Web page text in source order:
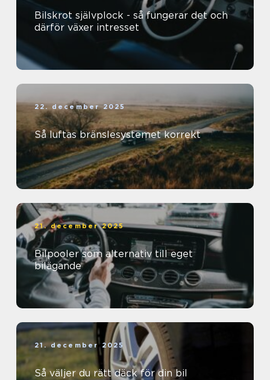
Bilskrot självplock - så fungerar det och
därför växer intresset
22. december 2025
Så luftas bränslesystemet korrekt
21. december 2025
Bilpooler som alternativ till eget
bilägande
21. december 2025
Så väljer du rätt däck för din bil